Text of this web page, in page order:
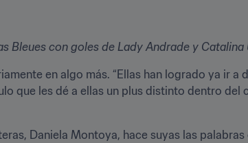
Bleues con goles de Lady Andrade y Catalina
en algo más. “Ellas han logrado ya ir
que les dé a ellas un plus distinto dentro del
Daniela Montoya, hace suyas las